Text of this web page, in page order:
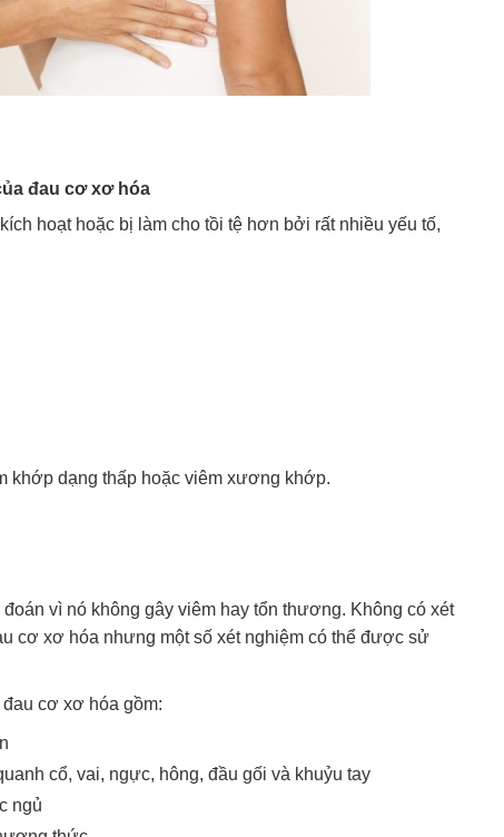
đau cơ xơ hóa
hoạt hoặc bị làm cho tồi tệ hơn bởi rất nhiều yếu tố,
khớp dạng thấp hoặc viêm xương khớp.
vì nó không gây viêm hay tổn thương. Không có xét
cơ xơ hóa nhưng một số xét nghiệm có thể được sử
cơ xơ hóa gồm:
cổ, vai, ngực, hông, đầu gối và khuỷu tay
ngủ